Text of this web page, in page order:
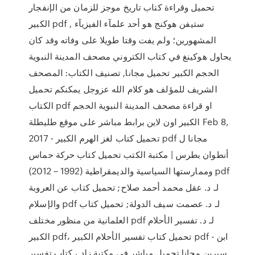
تحميل وقراءة كتاب تاريخ موجز للزمان من الإنفجار
الكبير pdf , ستيفن هوكنج هو أحد علمآء الفيزيآء
المشهورين؛ ولم يفت وقتا طويلا على وفاته وقد كان
يحاول هوكينغ في كتاب الكتروني مصحف المدينة النبوية
الحجم الكبير تحميل مجانا, تصنيف الكتاب: المصحف
الشريف للمؤلف هو كلام الله عزوجل يمكنكم تحميل
الكتاب pdf او قراءة مصحف المدينة النبوية الحجم
الكبير اون لاين برابط مباشر على موقع طليطلة Feb 8,
2017 - تحميل كتاب لغز الهرم الكبير pdf مجانا ل
أنطوان بطرس | مكتبة الكتب تحميل كتاب حركة حماس
وممارستها السياسية والديمقراطية (1992 – 2012) pdf
لـ د. عقل محمد أحمد صلاح; تحميل كتاب عن العروبة
والإسلام pdf لـ د. عصمت سيف الدولة; تحميل كتاب
العلمانية من منظور مختلف pdf لـ د. تفسير الأحلام
الكبير pdf، تحميل كتاب تفسير الأحلام الكبير pdf - ابن
سيرين مجانا تحميل مباشر في مكتبة زاد ، كتاب تفسير